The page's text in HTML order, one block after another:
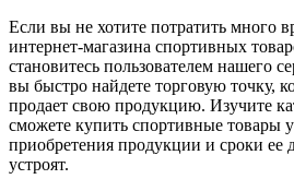
Если вы не хотите потратить много
интернет-магазина спортивных
становитесь пользователем нашего
вы быстро найдете торговую точку,
продает свою продукцию. Изучите
сможете купить спортивные товары
приобретения продукции и сроки ее
устроят.